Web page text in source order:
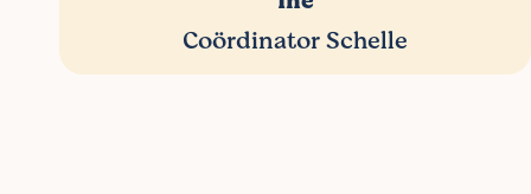
Coördinator Schelle